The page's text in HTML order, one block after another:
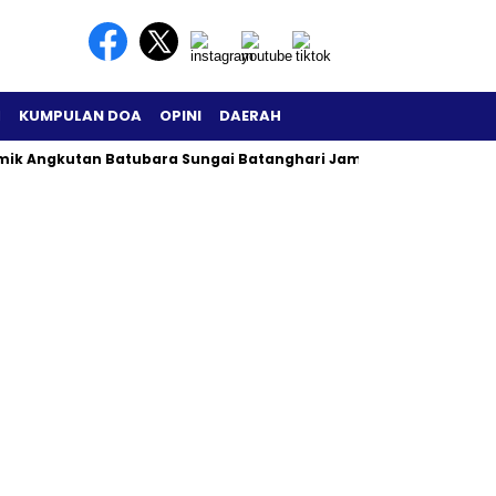
KUMPULAN DOA OPINI DAERAH
Angkutan Batubara Sungai Batanghari Jambi Menjadi